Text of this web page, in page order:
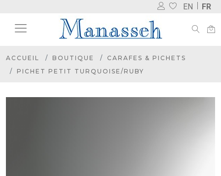
EN FR
ACCUEIL BOUTIQUE
CARAFES & PICHETS
PICHET PETIT TURQUOISE/RUBY